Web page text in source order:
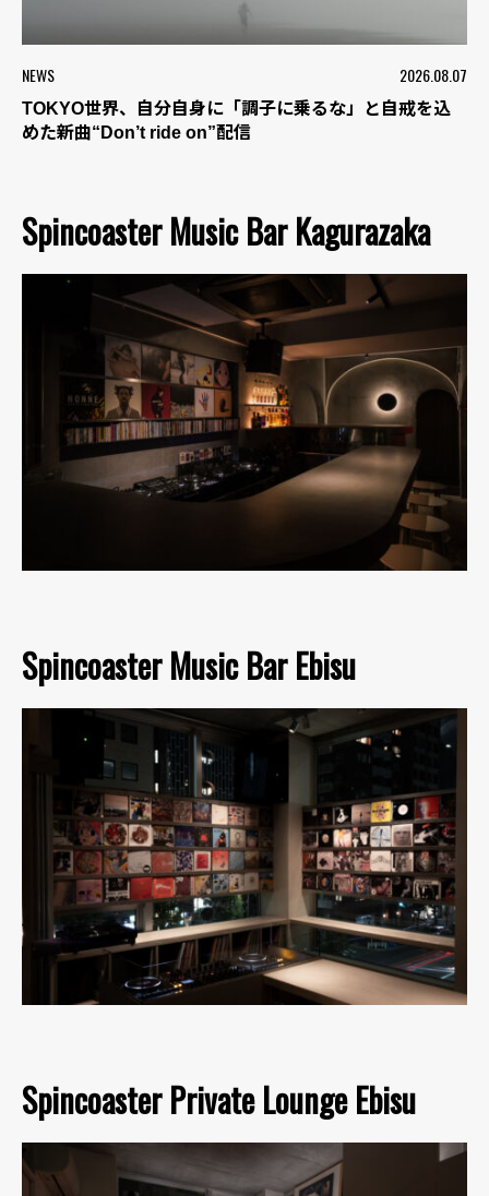
NEWS 2026.08.07
TOKYO世界、自分自身に「調子に乗るな」と自戒を込
めた新曲“Don’t ride on”配信
Spincoaster Music Bar Kagurazaka
Spincoaster Music Bar Ebisu
Spincoaster Private Lounge Ebisu